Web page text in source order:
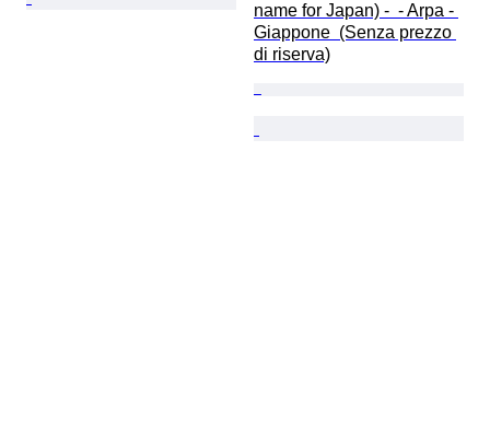
name for Japan) -  - Arpa -
Giappone  (Senza prezzo
di riserva)